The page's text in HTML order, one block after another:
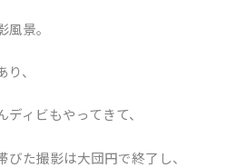
景。
、
ィビもやってきて、
た撮影は大団円で終了し、